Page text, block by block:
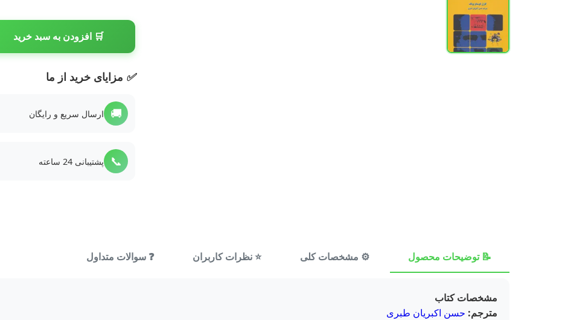
🛒 افزودن به سبد خرید
✅ مزایای خرید از ما
🚚 ارسال سریع و رایگان
📞 پشتیبانی 24 ساعته
📝 توضیحات محصول ⚙️ مشخصات کلی ⭐ نظرات کاربران ❓ سوالات متداول
مشخصات کتاب
مترجم: حسن اکبریان طبری